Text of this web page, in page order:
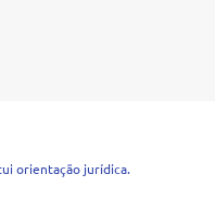
orientação jurídica.